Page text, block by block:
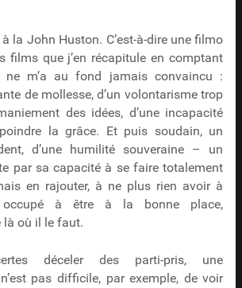
à la John Huston. C’est-à-dire une filmo
films que j’en récapitule en comptant
ne m’a au fond jamais convaincu :
de mollesse, d’un volontarisme trop
des idées, d’une incapacité
la grâce. Et puis soudain, un
d’une humilité souveraine – un
par sa capacité à se faire totalement
en rajouter, à ne plus rien avoir à
occupé à être à la bonne place,
là où il le faut.
déceler des parti-pris, une
pas difficile, par exemple, de voir